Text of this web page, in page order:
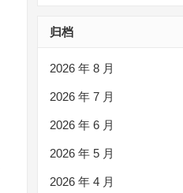
归档
2026 年 8 月
2026 年 7 月
2026 年 6 月
2026 年 5 月
2026 年 4 月